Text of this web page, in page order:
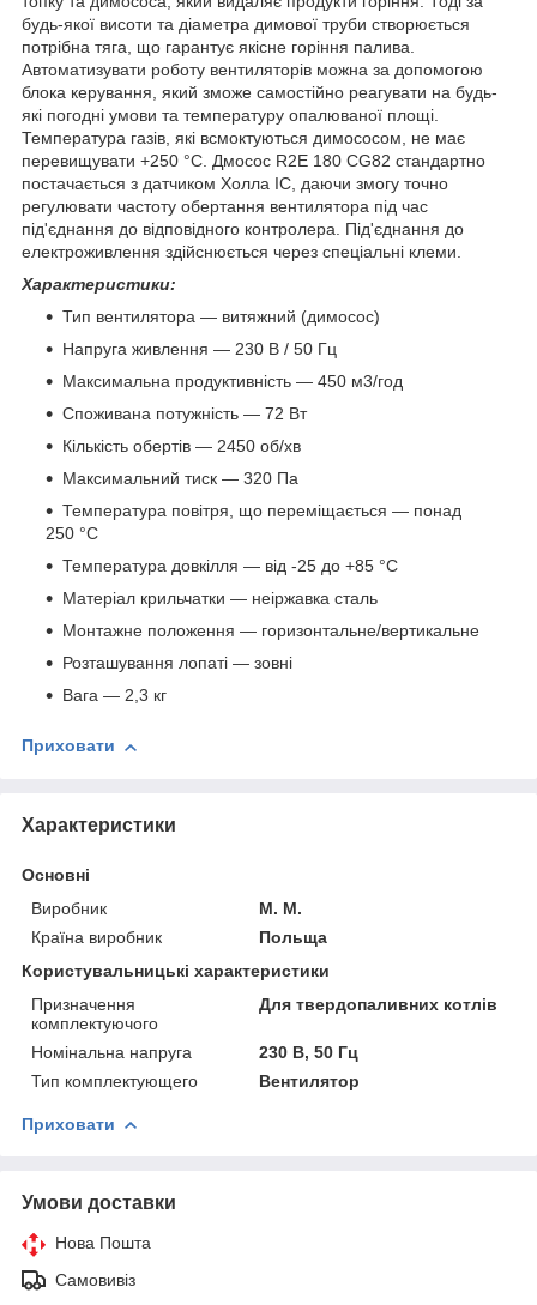
будь-якої висоти та діаметра димової труби створюється
потрібна тяга, що гарантує якісне горіння палива.
Автоматизувати роботу вентиляторів можна за допомогою
блока керування, який зможе самостійно реагувати на будь-
які погодні умови та температуру опалюваної площі.
Температура газів, які всмоктуються димососом, не має
перевищувати +250 °C. Дмосос R2E 180 CG82 стандартно
постачається з датчиком Холла IC, даючи змогу точно
регулювати частоту обертання вентилятора під час
під'єднання до відповідного контролера. Під'єднання до
електроживлення здійснюється через спеціальні клеми.
Характеристики:
Тип вентилятора — витяжний (димосос)
Напруга живлення — 230 В / 50 Гц
Максимальна продуктивність — 450 м3/год
Споживана потужність — 72 Вт
Кількість обертів — 2450 об/хв
Максимальний тиск — 320 Па
Температура повітря, що переміщається — понад
250 °C
Температура довкілля — від -25 до +85 °С
Матеріал крильчатки — неіржавка сталь
Монтажне положення — горизонтальне/вертикальне
Розташування лопаті — зовні
Вага — 2,3 кг
Приховати
Характеристики
Основні
Виробник
M. M.
Країна виробник
Польща
Користувальницькі характеристики
Призначення
комплектуючого
Для твердопаливних котлів
Номінальна напруга
230 В, 50 Гц
Тип комплектующего
Вентилятор
Приховати
Умови доставки
Нова Пошта
Самовивіз